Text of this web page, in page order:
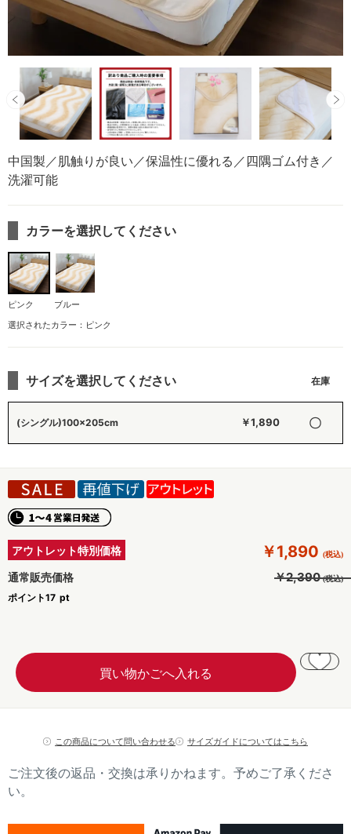
中国製／肌触りが良い／保温性に優れる／四隅ゴム付き／
洗濯可能
アウトレット特別価格 ￥1,890
通常販売価格 ￥2,390
ポイント17
カラーを選択してください
ピンク
ブルー
選択されたカラー：ピンク
サイズを選択してください
(シングル)100×205cm ￥1,890 〇
この商品について問い合わせる サイズガイドについてはこちら
ご注文後の返品・交換は承りかねます。予めご了承くださ
い。